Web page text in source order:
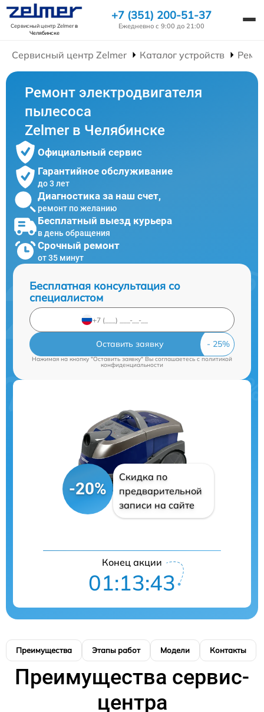
Сервисный центр Zelmerв
Челябинске
+7 (351) 200-51-37
Ежедневно с 9:00 до 21:00
Сервисный центр Zelmer Каталог устройств
Ремонт электродвигателя
пылесоса
Zelmer в Челябинске
Официальный сервис
Гарантийное обслуживание
до 3 лет
Диагностика за наш счет,
ремонт по желанию
Бесплатный выезд курьера
в день обращения
Срочный ремонт
от 35 минут
Бесплатная консультация со
специалистом
Оставить заявку
Нажимая на кнопку "Оставить заявку" Вы соглашаетесь c политикой
конфиденциальности
-20%
Скидка по
предварительной
записи на сайте
Конец акции
01:13:43
Преимущества Этапы работ Модели Контакты
Преимущества сервис-
центра